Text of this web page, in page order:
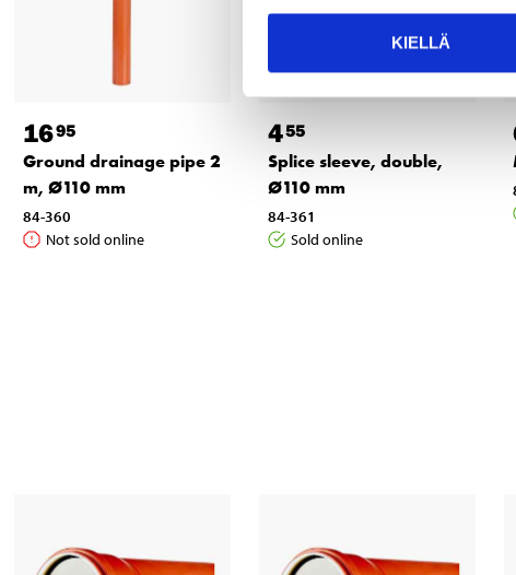
KIELLÄ
1695
Ground drainage pipe 2
m, Ø110 mm
84-360
Not sold online
455
Splice sleeve, double,
Ø110 mm
84-361
Sold online